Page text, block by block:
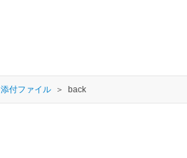
添付ファイル back